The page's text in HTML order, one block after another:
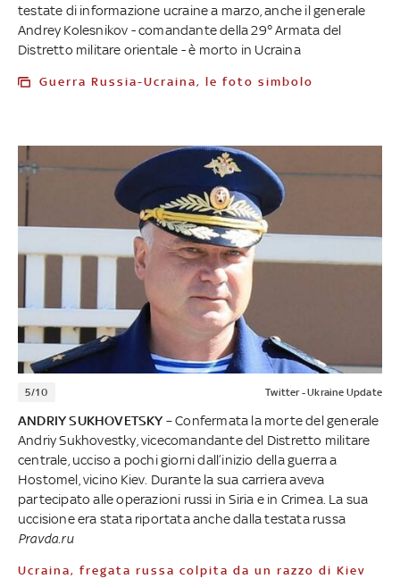
testate di informazione ucraine a marzo, anche il generale
Andrey Kolesnikov - comandante della 29° Armata del
Distretto militare orientale - è morto in Ucraina
Guerra Russia-Ucraina, le foto simbolo
5/10 Twitter - Ukraine Update
ANDRIY SUKHOVETSKY – Confermata la morte del generale
Andriy Sukhovestky, vicecomandante del Distretto militare
centrale, ucciso a pochi giorni dall’inizio della guerra a
Hostomel, vicino Kiev. Durante la sua carriera aveva
partecipato alle operazioni russi in Siria e in Crimea. La sua
uccisione era stata riportata anche dalla testata russa
Pravda.ru
Ucraina, fregata russa colpita da un razzo di Kiev